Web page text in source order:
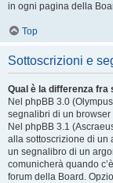
in ogni pagina della
Top
Sottoscrizioni e
Qual è la differenza
Nel phpBB 3.0
segnalibri di un
Nel phpBB 3.1
alla sottoscrizione di un
un segnalibro di un
comunicherà quando
forum della Board.